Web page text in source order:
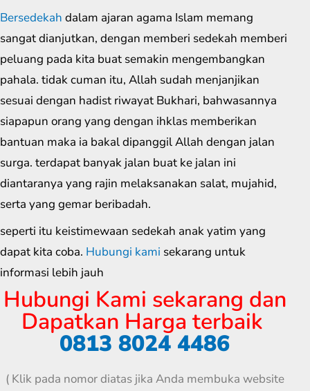
Bersedekah dalam ajaran agama Islam memang
sangat dianjutkan, dengan memberi sedekah memberi
peluang pada kita buat semakin mengembangkan
pahala. tidak cuman itu, Allah sudah menjanjikan
sesuai dengan hadist riwayat Bukhari, bahwasannya
siapapun orang yang dengan ihklas memberikan
bantuan maka ia bakal dipanggil Allah dengan jalan
surga. terdapat banyak jalan buat ke jalan ini
diantaranya yang rajin melaksanakan salat, mujahid,
serta yang gemar beribadah.
seperti itu keistimewaan sedekah anak yatim yang
dapat kita coba. Hubungi kami sekarang untuk
informasi lebih jauh
Hubungi Kami sekarang dan
Dapatkan Harga terbaik
0813 8024 4486
( Klik pada nomor diatas jika Anda membuka website